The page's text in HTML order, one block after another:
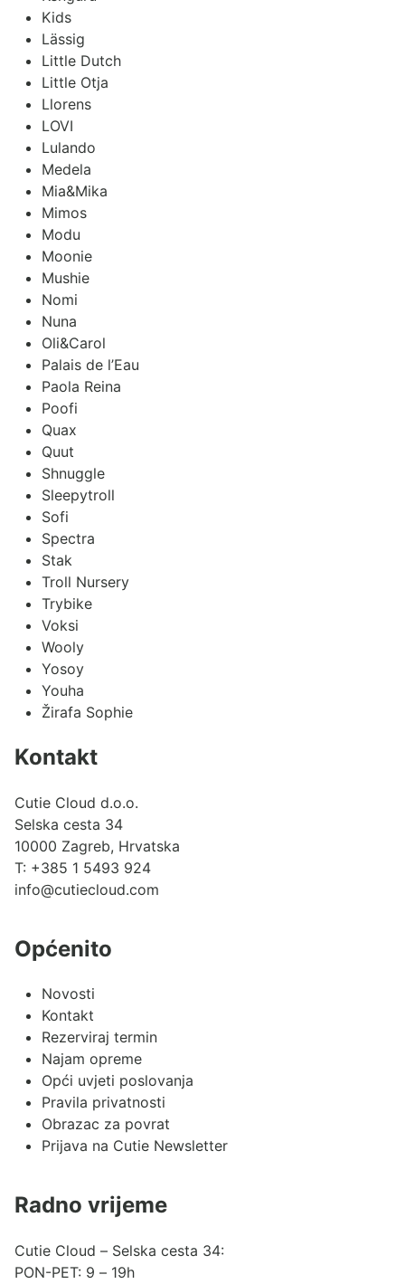
Kids
Lässig
Little Dutch
Little Otja
Llorens
LOVI
Lulando
Medela
Mia&Mika
Mimos
Modu
Moonie
Mushie
Nomi
Nuna
Oli&Carol
Palais de l’Eau
Paola Reina
Poofi
Quax
Quut
Shnuggle
Sleepytroll
Sofi
Spectra
Stak
Troll Nursery
Trybike
Voksi
Wooly
Yosoy
Youha
Žirafa Sophie
Kontakt
Cutie Cloud d.o.o.
Selska cesta 34
10000 Zagreb, Hrvatska
T: +385 1 5493 924
info@cutiecloud.com
Općenito
Novosti
Kontakt
Rezerviraj termin
Najam opreme
Opći uvjeti poslovanja
Pravila privatnosti
Obrazac za povrat
Prijava na Cutie Newsletter
Radno vrijeme
Cutie Cloud – Selska cesta 34:
PON-PET: 9 – 19h